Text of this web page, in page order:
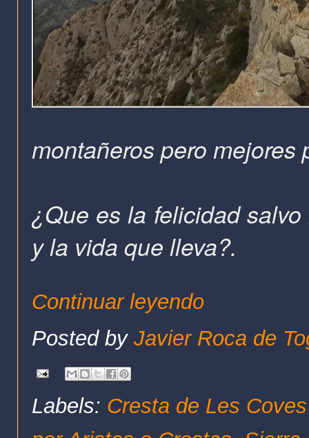
montañeros pero mejores
¿Que es la felicidad
y la vida que lleva?.
Continuar leyendo
Posted by Javier Roca de
Labels: Cresta de Les